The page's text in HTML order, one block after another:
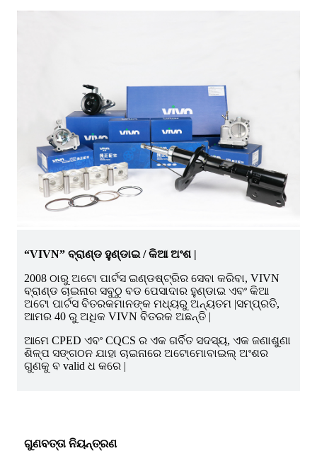
“VIVN” ବ୍ରାଣ୍ଡ ହୁଣ୍ଡାଇ / କିଆ ଅଂଶ |
2008 ଠାରୁ ଅଟୋ ପାର୍ଟସ ଇଣ୍ଡଷ୍ଟ୍ରିର ସେବା କରିବା, VIVN
ବ୍ରାଣ୍ଡ ଚାଇନାର ସବୁଠୁ ବଡ ପେସାଦାର ହୁଣ୍ଡାଇ ଏବଂ କିଆ
ଅଟୋ ପାର୍ଟସ ବିତରକମାନଙ୍କ ମଧ୍ୟରୁ ଅନ୍ୟତମ |ସମ୍ପ୍ରତି,
ଆମର 40 ରୁ ଅଧିକ VIVN ବିତରକ ଅଛନ୍ତି |
ଆମେ CPED ଏବଂ CQCS ର ଏକ ଗର୍ବିତ ସଦସ୍ୟ, ଏକ ଜଣାଶୁଣା
ଶିଳ୍ପ ସଙ୍ଗଠନ ଯାହା ଚାଇନାରେ ଅଟୋମୋବାଇଲ୍ ଅଂଶର
ଗୁଣକୁ ବ valid ଧ କରେ |
ଗୁଣବତ୍ତା ନିୟନ୍ତ୍ରଣ